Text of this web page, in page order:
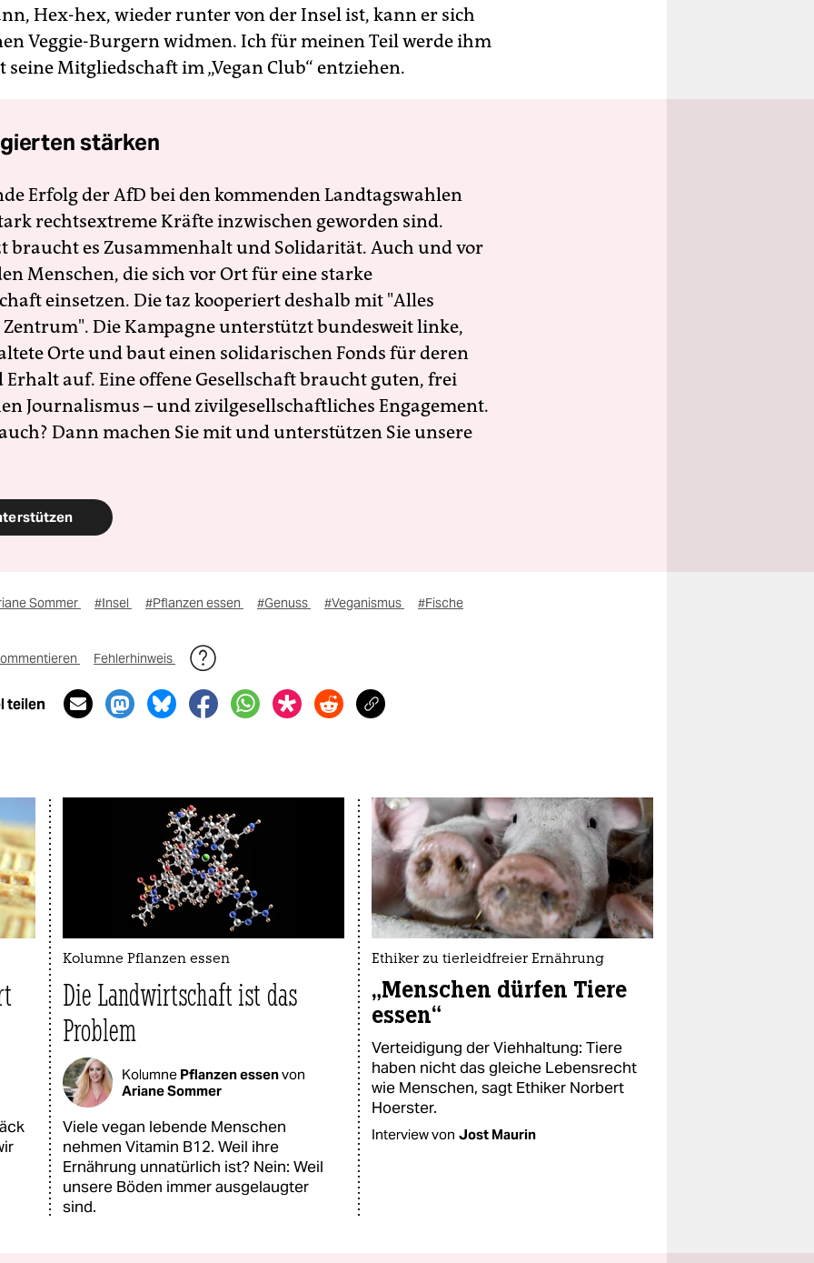
Hex-hex, wieder runter von der Insel ist, kann er sich
Veggie-Burgern widmen. Ich für meinen Teil werde ihm
seine Mitgliedschaft im „Vegan Club“ entziehen.
stärken
Erfolg der AfD bei den kommenden Landtagswahlen
rechtsextreme Kräfte inzwischen geworden sind.
braucht es Zusammenhalt und Solidarität. Auch und vor
Menschen, die sich vor Ort für eine starke
einsetzen. Die taz kooperiert deshalb mit "Alles
Die Kampagne unterstützt bundesweit linke,
Orte und baut einen solidarischen Fonds für deren
Erhalt auf. Eine offene Gesellschaft braucht guten, frei
Journalismus – und zivilgesellschaftliches Engagement.
Dann machen Sie mit und unterstützen Sie unsere
Sommer #Insel #Pflanzen essen #Genuss #Veganismus #Fische
Fehlerhinweis
teilen
Kolumne Pflanzen essen
Die Landwirtschaft ist das
Problem
Kolumne Pflanzen essenvon
Ariane Sommer
Viele vegan lebende Menschen
nehmen Vitamin B12. Weil ihre
Ernährung unnatürlich ist? Nein: Weil
unsere Böden immer ausgelaugter
sind.
Ethiker zu tierleidfreier Ernährung
„Menschen dürfen Tiere
essen“
Verteidigung der Viehhaltung: Tiere
haben nicht das gleiche Lebensrecht
wie Menschen, sagt Ethiker Norbert
Hoerster.
Interview von Jost Maurin